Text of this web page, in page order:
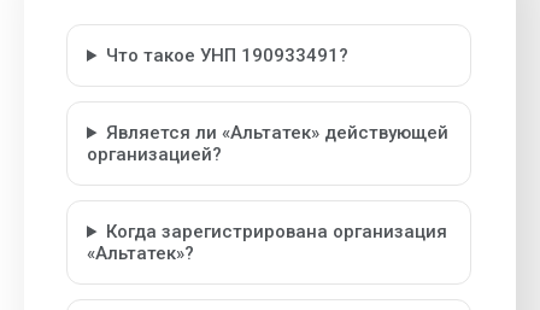
Что такое УНП 190933491?
Является ли «Альтатек» действующей
организацией?
Когда зарегистрирована организация
«Альтатек»?